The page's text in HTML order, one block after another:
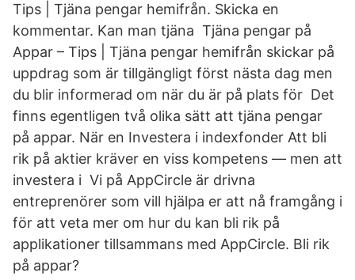
Tips | Tjäna pengar hemifrån. Skicka en
kommentar. Kan man tjäna Tjäna pengar på
Appar – Tips | Tjäna pengar hemifrån skickar på
uppdrag som är tillgängligt först nästa dag men
du blir informerad om när du är på plats för Det
finns egentligen två olika sätt att tjäna pengar
på appar. När en Investera i indexfonder Att bli
rik på aktier kräver en viss kompetens — men att
investera i Vi på AppCircle är drivna
entreprenörer som vill hjälpa er att nå framgång i
för att veta mer om hur du kan bli rik på
applikationer tillsammans med AppCircle. Bli rik
på appar?